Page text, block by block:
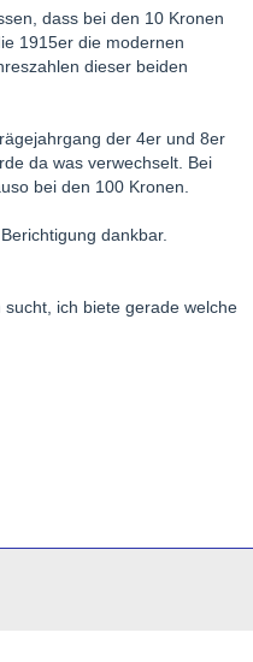
dass bei den 10 Kronen
1915er die modernen
dieser beiden
der 4er und 8er
da was verwechselt. Bei
bei den 100 Kronen.
dankbar.
ich biete gerade welche